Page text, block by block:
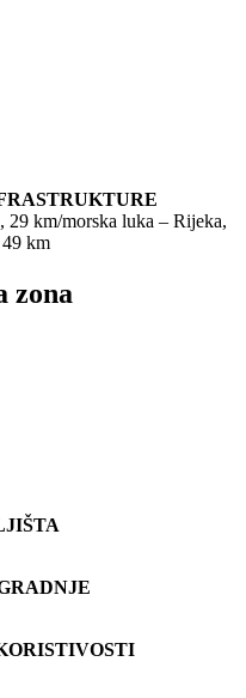
29 km/morska luka – Rijeka,
km
zona